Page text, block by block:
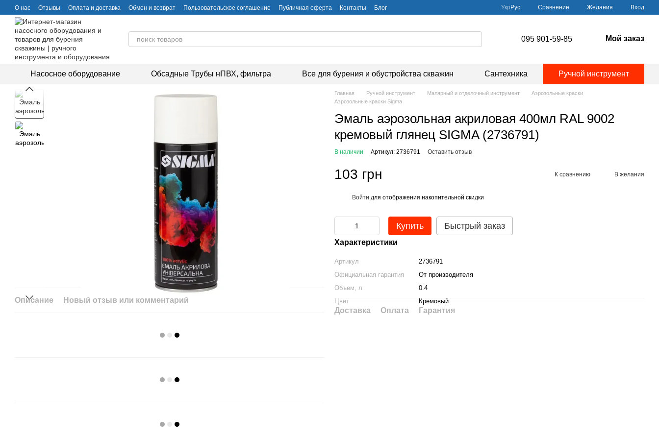
Перейти к основному контенту
О нас Отзывы Оплата и доставка Обмен и возврат Пользовательское соглашение Публичная оферта Контакты Блог Укр Рус Сравнение Желания Вход
095 901-59-85 Мой заказ
Насосное оборудование Обсадные Трубы нПВХ, фильтра Все для бурения и обустройства скважин Сантехника Ручной инструмент
Описание Новый отзыв или комментарий
Главная Ручной инструмент Малярный и отделочный инструмент
Аэрозольные краски
Аэрозольные краски Sigma
Эмаль аэрозольная акриловая 400мл RAL 9002
кремовый глянец SIGMA (2736791)
В наличии Артикул: 2736791 Оставить отзыв
103 грн К сравнению В желания
Войти для отображения накопительной скидки
Купить Быстрый заказ
Характеристики
Артикул
2736791
Официальная гарантия
От производителя
Объем, л
0.4
Цвет
Кремовый
Доставка Оплата Гарантия